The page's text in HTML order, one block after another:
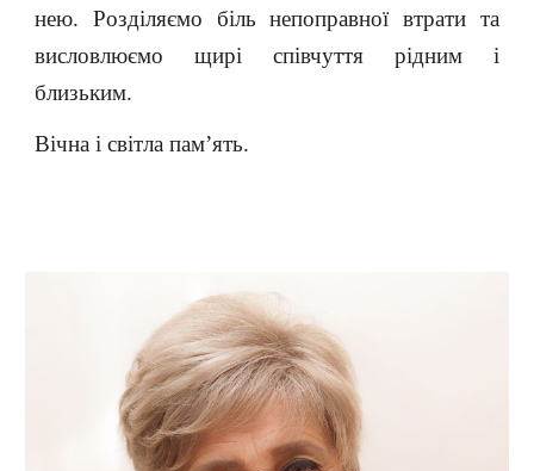
нею. Розділяємо біль непоправної втрати та
висловлюємо щирі співчуття рідним і
близьким.
Вічна і світла пам’ять.